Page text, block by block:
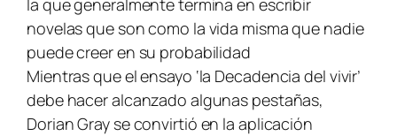
la que generalmente termina en escribir
novelas que son como la vida misma que nadie
puede creer en su probabilidad
Mientras que el ensayo ‘la Decadencia del vivir’
debe hacer alcanzado algunas pestañas,
Dorian Grayse convirtió en la aplicación